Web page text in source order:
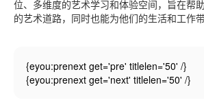
位、多维度的艺术学习和体验空间，旨在帮
的艺术道路，同时也能为他们的生活和工作
{eyou:prenext get='pre' titlelen='50' /}
{eyou:prenext get='next' titlelen='50' /}